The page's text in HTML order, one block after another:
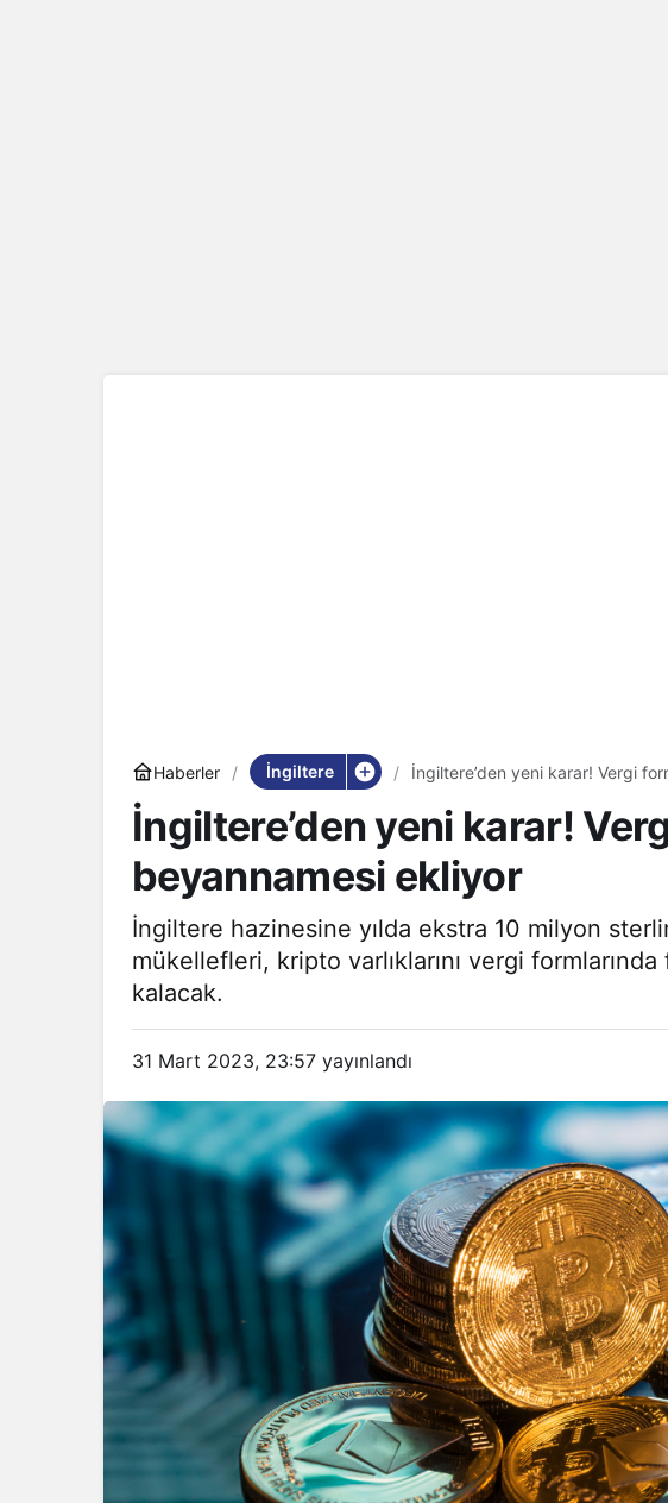
Haberler İngiltere İngiltere’den yeni karar! Vergi
İngiltere’den yeni karar!
beyannamesi ekliyor
İngiltere hazinesine yılda ekstra 10 milyon
mükellefleri, kripto varlıklarını vergi
kalacak.
31 Mart 2023, 23:57 yayınlandı